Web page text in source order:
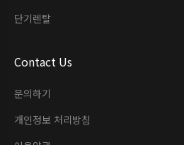
단기렌탈
Contact Us
문의하기
개인정보 처리방침